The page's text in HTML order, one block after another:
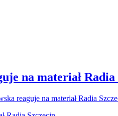
na materiał Radia
reaguje na materiał Radia